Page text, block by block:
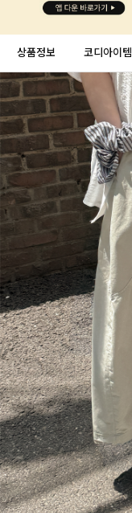
상품정보 코디아이템